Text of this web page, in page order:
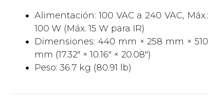
Alimentación: 100 VAC a 240 VAC, Máx.:
100 W (Máx. 15 W para IR)
Dimensiones: 440 mm × 258 mm × 510
mm (17.32″ × 10.16″ × 20.08″)
Peso: 36.7 kg (80.91 lb)